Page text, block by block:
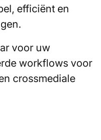
efficiënt en
voor uw
workflows voor
crossmediale